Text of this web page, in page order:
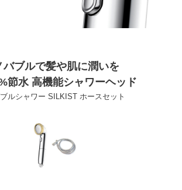
バブルで髪や肌に潤いを
節水 高機能シャワーヘッド
ルシャワー SILKIST ホースセット